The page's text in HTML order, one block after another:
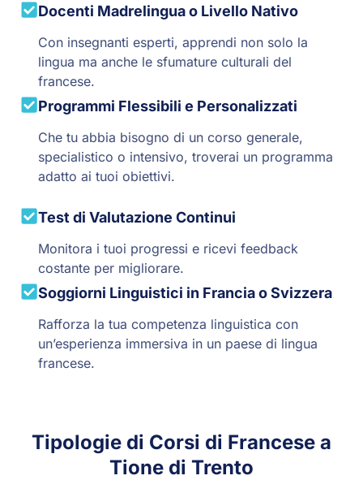
Docenti Madrelingua o Livello Nativo
Con insegnanti esperti, apprendi non solo la
lingua ma anche le sfumature culturali del
francese.
Programmi Flessibili e Personalizzati
Che tu abbia bisogno di un corso generale,
specialistico o intensivo, troverai un programma
adatto ai tuoi obiettivi.
Test di Valutazione Continui
Monitora i tuoi progressi e ricevi feedback
costante per migliorare.
Soggiorni Linguistici in Francia o Svizzera
Rafforza la tua competenza linguistica con
un’esperienza immersiva in un paese di lingua
francese.
Tipologie di Corsi di Francese a
Tione di Trento